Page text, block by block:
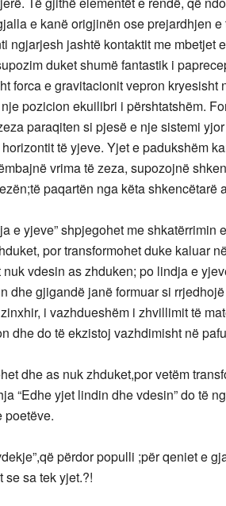
e kanë origjinën ose prejardhjen
ngjarjesh jashtë kontaktit me mbetjet
duket shumë fantastik i
forca e gravitacionit vepron
pozicion ekuilibri i përshtatshëm.
paraqiten si pjesë e nje sistemi
të yjeve. Yjet e padukshëm
vrima të zeza, supozojnë
paqartën nga këta shkencëtarë
e yjeve” shpjegohet me shkatërrimin
por transformohet duke kaluar
vdesin as zhduken; po lindja e
dhe gjigandë janë formuar si
i vazhdueshëm i zhvillimit të
dhe do të ekzistoj vazhdimisht në
dhe as nuk zhduket,por vetëm
“Edhe yjet lindin dhe vdesin” do të
poetëve.
përdor populli ;për qeniet e
se sa tek yjet.?!